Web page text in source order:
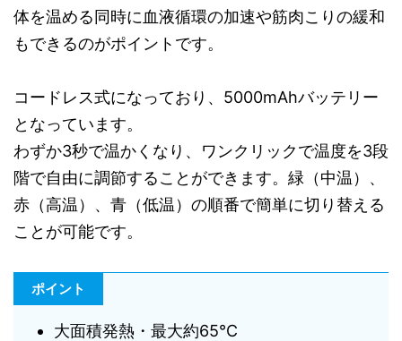
体を温める同時に血液循環の加速や筋肉こりの緩和
もできるのがポイントです。
コードレス式になっており、5000mAhバッテリー
となっています。
わずか3秒で温かくなり、ワンクリックで温度を3段
階で自由に調節することができます。緑（中温）、
赤（高温）、青（低温）の順番で簡単に切り替える
ことが可能です。
ポイント
大面積発熱・最大約65℃